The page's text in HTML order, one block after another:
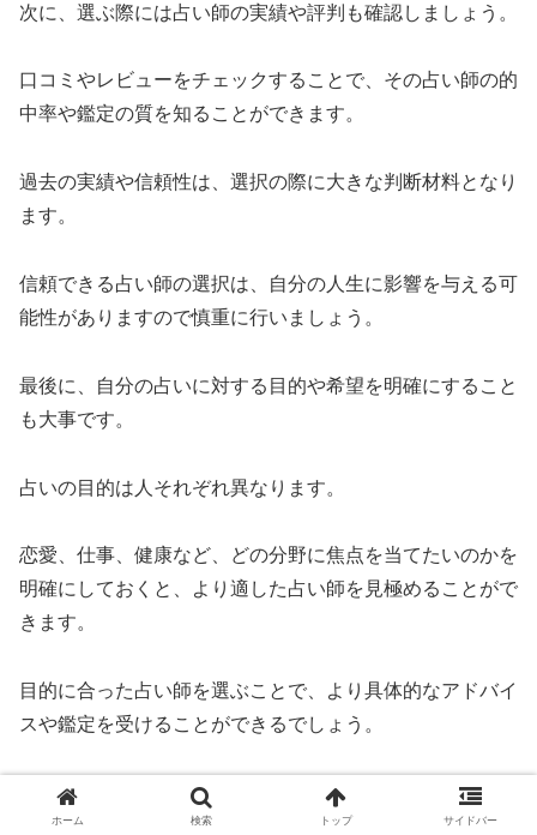
次に、選ぶ際には占い師の実績や評判も確認しましょう。
口コミやレビューをチェックすることで、その占い師の的
中率や鑑定の質を知ることができます。
過去の実績や信頼性は、選択の際に大きな判断材料となり
ます。
信頼できる占い師の選択は、自分の人生に影響を与える可
能性がありますので慎重に行いましょう。
最後に、自分の占いに対する目的や希望を明確にすること
も大事です。
占いの目的は人それぞれ異なります。
恋愛、仕事、健康など、どの分野に焦点を当てたいのかを
明確にしておくと、より適した占い師を見極めることがで
きます。
目的に合った占い師を選ぶことで、より具体的なアドバイ
スや鑑定を受けることができるでしょう。
以上のポイントを踏まえて、五反田で人気の占い師を選ぶ
際には、予算や料金、実績や評判、自身の占い目的と希望
ホーム 検索 トップ サイドバー